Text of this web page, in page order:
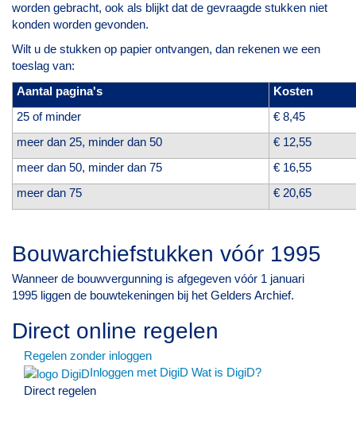
worden gebracht, ook als blijkt dat de gevraagde stukken niet
konden worden gevonden.
Wilt u de stukken op papier ontvangen, dan rekenen we een
toeslag van:
Aantal pagina's
Kosten
25 of minder
€ 8,45
meer dan 25, minder dan 50
€ 12,55
meer dan 50, minder dan 75
€ 16,55
meer dan 75
€ 20,65
Bouwarchiefstukken vóór 1995
Wanneer de bouwvergunning is afgegeven vóór 1 januari
1995 liggen de bouwtekeningen bij het Gelders Archief.
Direct online regelen
Regelen zonder inloggen
Inloggen met DigiD Wat is DigiD?
Direct regelen